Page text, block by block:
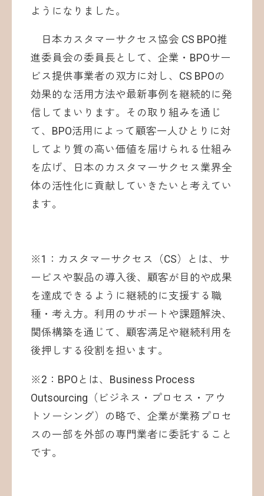
ようになりました。
日本カスタマーサクセス協会 CS BPO推
進委員会の委員長として、企業・BPOサー
ビス提供事業者の双方に対し、CS BPOの
効果的な活用方法や最新事例を継続的に発
信してまいります。​​その取り組みを通じ
て、BPO活用によって顧客一人ひとりに対
してより質の高い価値を届けられる仕組み
を広げ、日本のカスタマーサクセス業界全
体の活性化に貢献していきたいと考えてい
ます。
※1：カスタマーサクセス（CS）とは、サ
ービスや製品の導入後、顧客が目的や成果
を達成できるように継続的に支援する職
種・考え方。利用のサポートや課題解決、
関係構築を通じて、顧客満足や継続利用を
後押しする役割を担います。
※2：BPOとは、Business Process
Outsourcing（ビジネス・プロセス・アウ
トソーシング）の略で、企業が業務プロセ
スの一部を外部の専門業者に委託すること
です。